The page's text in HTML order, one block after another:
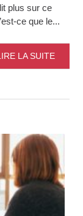
plus sur ce
ce que le...
LA SUITE